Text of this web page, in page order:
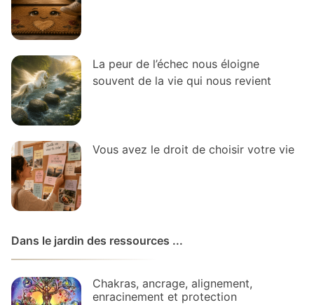
La peur de l’échec nous éloigne
souvent de la vie qui nous revient
Vous avez le droit de choisir votre vie
Dans le jardin des ressources ...
Chakras, ancrage, alignement,
enracinement et protection